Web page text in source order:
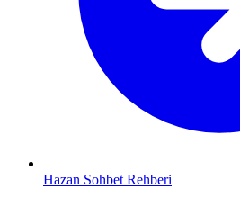
Hazan Sohbet Rehberi